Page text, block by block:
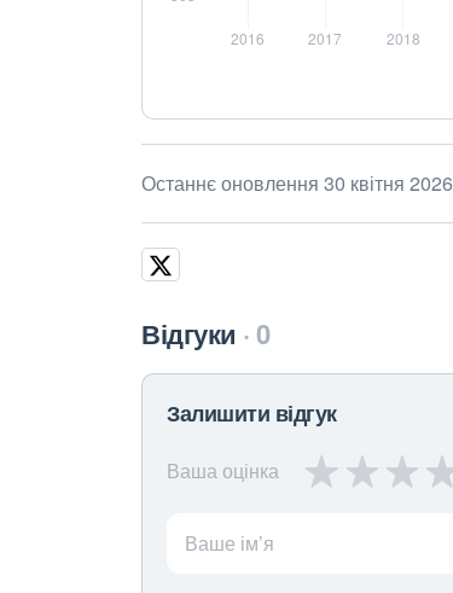
Останнє оновлення 30 квітня 2026
Відгуки 0
Залишити відгук
Ваша оцінка
Ваше ім’я